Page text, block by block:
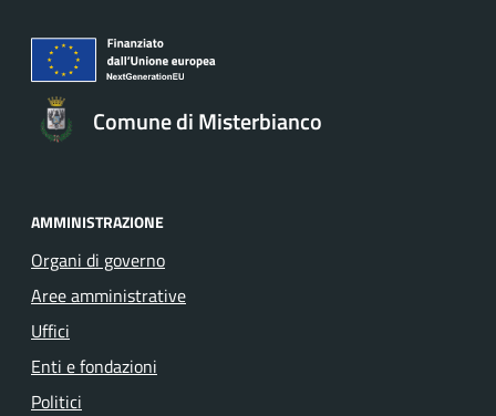
Comune di Misterbianco
AMMINISTRAZIONE
Organi di governo
Aree amministrative
Uffici
Enti e fondazioni
Politici